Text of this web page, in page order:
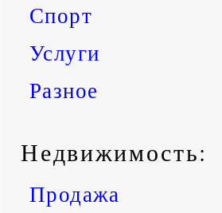
Спорт
Услуги
Разное
Недвижимость:
Продажа